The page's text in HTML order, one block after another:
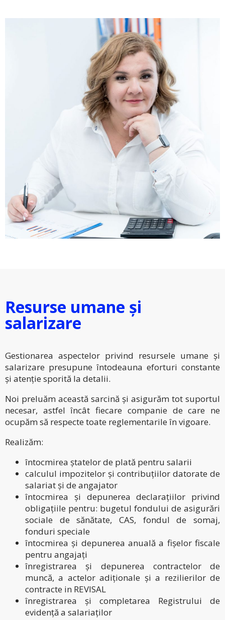
Resurse umane și
salarizare
Gestionarea aspectelor privind resursele umane și
salarizare presupune întodeauna eforturi constante
și atenție sporită la detalii.
Noi preluăm această sarcină și asigurăm tot suportul
necesar, astfel încât fiecare companie de care ne
ocupăm să respecte toate reglementarile în vigoare.
Realizăm:
întocmirea ștatelor de plată pentru salarii
calculul impozitelor și contribuțiilor datorate de
salariat și de angajator
întocmirea și depunerea declarațiilor privind
obligațiile pentru: bugetul fondului de asigurări
sociale de sănătate, CAS, fondul de somaj,
fonduri speciale
întocmirea și depunerea anuală a fișelor fiscale
pentru angajați
înregistrarea și depunerea contractelor de
muncă, a actelor adiționale și a rezilierilor de
contracte in REVISAL
înregistrarea și completarea Registrului de
evidență a salariaților